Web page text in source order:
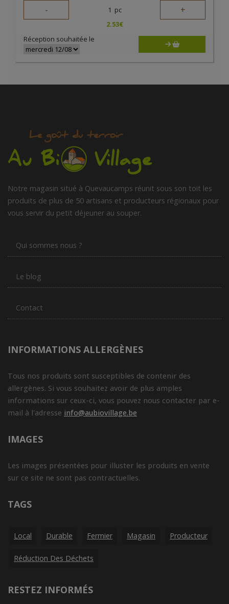
- 1 pc +
2.53€
Réception souhaitée le
Notre magasin situé à Quevaucamps réunit sous son toit les
produits de plus de 50 artisans et producteurs régionaux pour
vous servir du petit déjeuner au souper.
Qui sommes nous ?
Le blog
Contact
INFORMATIONS ALLERGÈNES
Tous nos produits sont susceptibles de contenir des
allergènes. Si vous souhaitez avoir de plus amples
informations sur ceux-ci, vous pouvez nous contacter par e-
mail à l'adresse info@aubiovillage.be
IMAGES
Les images présentées pour illuster les produits en vente
sur ce site ne sont pas contractuelles.
TAGS
Local Durable Fermier Magasin Producteur
Réduction Des Déchets
RESTEZ INFORMÉS